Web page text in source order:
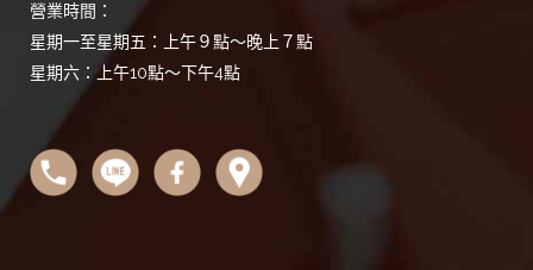
營業時間：
星期一至星期五：上午９點～晚上７點
星期六：上午10點～下午4點